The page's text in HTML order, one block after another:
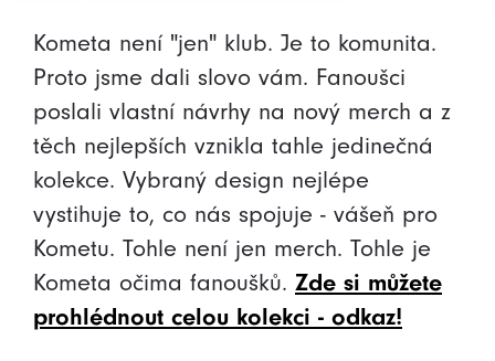
Kometa není "jen" klub. Je to komunita.
Proto jsme dali slovo vám. Fanoušci
poslali vlastní návrhy na nový merch a z
těch nejlepších vznikla tahle jedinečná
kolekce. Vybraný design nejlépe
vystihuje to, co nás spojuje - vášeň pro
Kometu. Tohle není jen merch. Tohle je
Kometa očima fanoušků. Zde si můžete
prohlédnout celou kolekci - odkaz!